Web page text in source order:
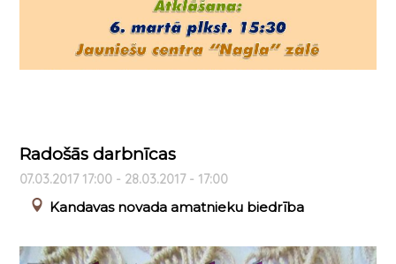
Radošās darbnīcas
07.03.2017 17:00 - 28.03.2017 - 17:00
Kandavas novada amatnieku biedrība